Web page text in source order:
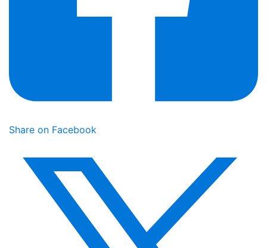
Share on Facebook